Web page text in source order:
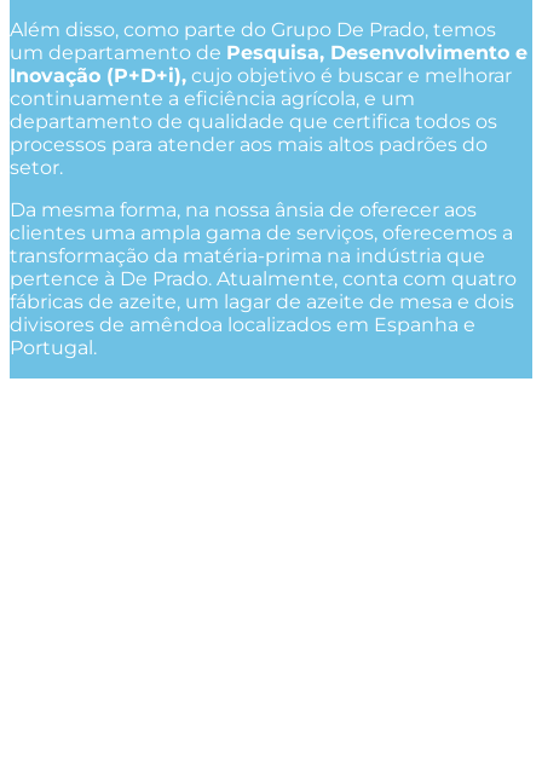
Além disso, como parte do Grupo De Prado, temos
um departamento de Pesquisa, Desenvolvimento e
Inovação (P+D+i), cujo objetivo é buscar e melhorar
continuamente a eficiência agrícola, e um
departamento de qualidade que certifica todos os
processos para atender aos mais altos padrões do
setor.
Da mesma forma, na nossa ânsia de oferecer aos
clientes uma ampla gama de serviços, oferecemos a
transformação da matéria-prima na indústria que
pertence à De Prado. Atualmente, conta com quatro
fábricas de azeite, um lagar de azeite de mesa e dois
divisores de amêndoa localizados em Espanha e
Portugal.